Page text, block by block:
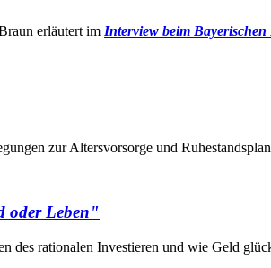
erläutert im Interview beim
zur Altersvorsorge und
oder Leben"
des rationalen Investieren und wie Geld